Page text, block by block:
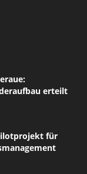
erteilt
für